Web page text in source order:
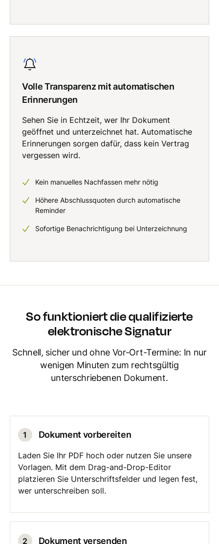
Volle Transparenz mit automatischen
Erinnerungen
Sehen Sie in Echtzeit, wer Ihr Dokument
geöffnet und unterzeichnet hat. Automatische
Erinnerungen sorgen dafür, dass kein Vertrag
vergessen wird.
Kein manuelles Nachfassen mehr nötig
Höhere Abschlussquoten durch automatische
Reminder
Sofortige Benachrichtigung bei Unterzeichnung
So funktioniert die qualifizierte
elektronische Signatur
Schnell, sicher und ohne Vor-Ort-Termine: In nur
wenigen Minuten zum rechtsgültig
unterschriebenen Dokument.
1 Dokument vorbereiten
Laden Sie Ihr PDF hoch oder nutzen Sie unsere
Vorlagen. Mit dem Drag-and-Drop-Editor
platzieren Sie Unterschriftsfelder und legen fest,
wer unterschreiben soll.
2 Dokument versenden